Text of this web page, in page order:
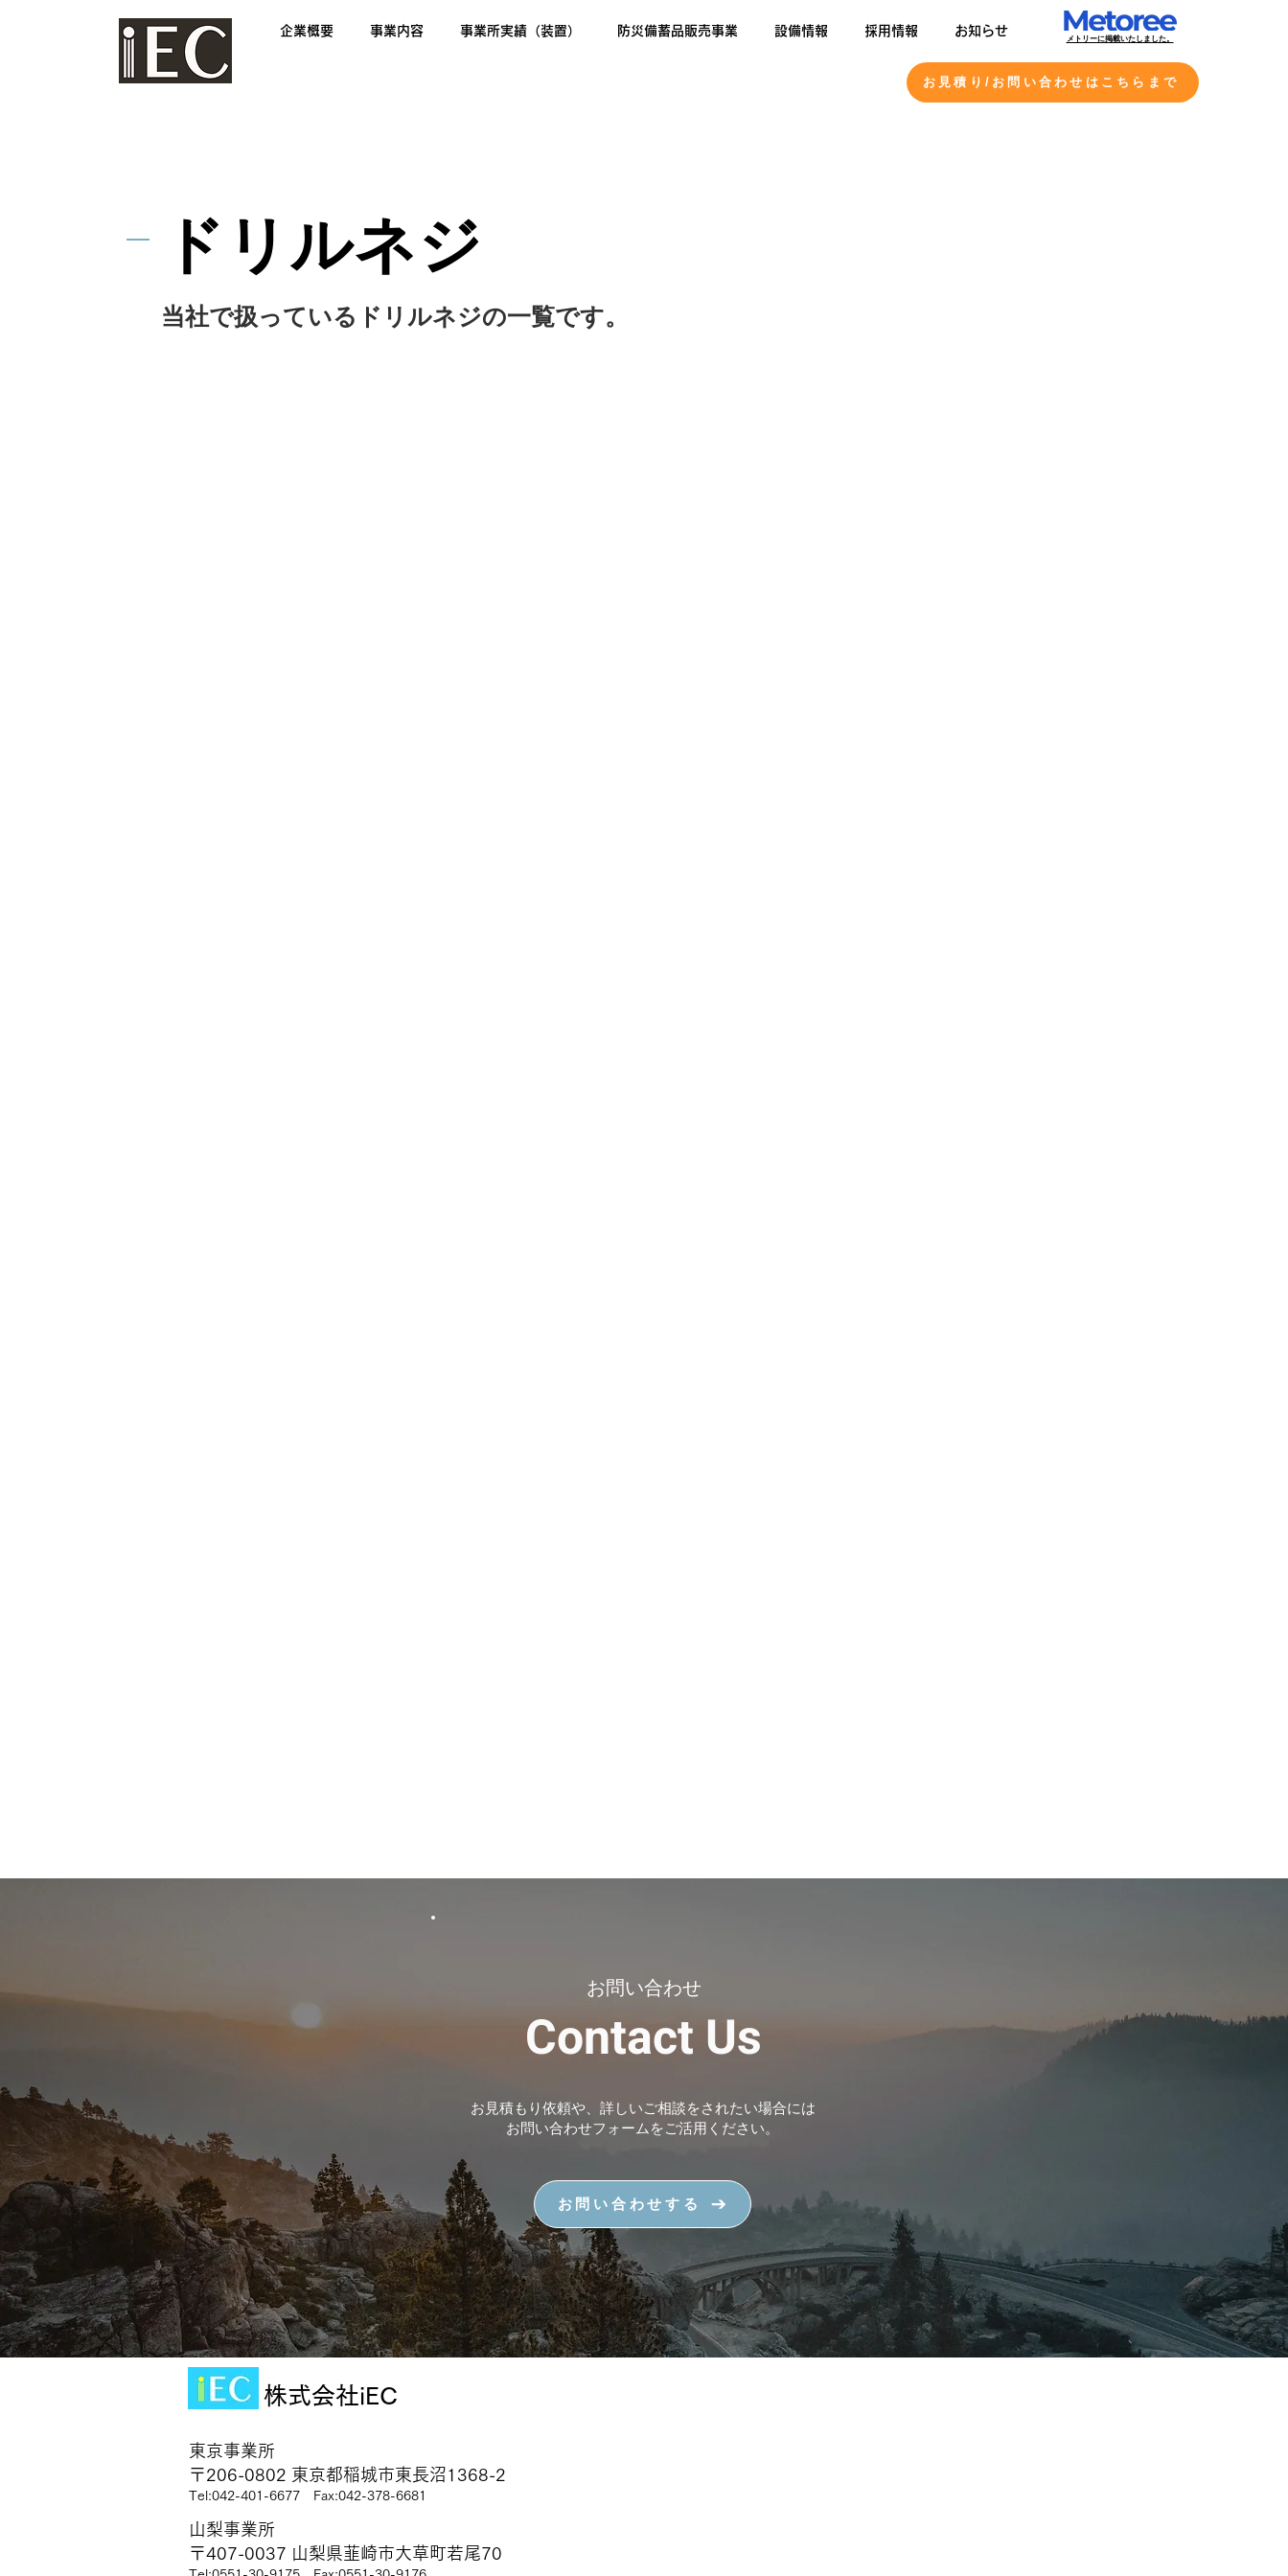
企業概要 事業内容 事業所実績（装置） 防災備蓄品販売事業 設備情報 採用情報 お知らせ
​メトリーに掲載いたしました。
お見積り/お問い合わせはこちらまで
​ドリルネジ
当社で扱っているドリルネジの一覧です。
お問い合わせ
Contact Us
お見積もり依頼や、詳しいご相談をされたい場合には
​お問い合わせフォームをご活用ください。
お問い合わせする
株式会社iEC
東京事業所
〒206-0802 東京都稲城市東長沼1368-2
Tel:042-401-6677 Fax:042-378-6681
山梨事業所
〒407-0037 山梨県韮崎市大草町若尾70